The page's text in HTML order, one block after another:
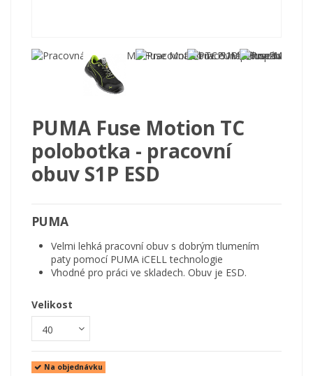
PUMA Fuse Motion TC
polobotka - pracovní
obuv S1P ESD
PUMA
Velmi lehká pracovní obuv s dobrým tlumením
paty pomocí PUMA iCELL technologie
Vhodné pro práci ve skladech. Obuv je ESD.
Velikost
Na objednávku